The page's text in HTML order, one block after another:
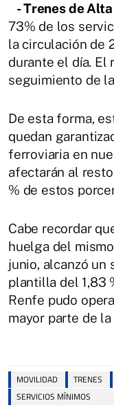
- Trenes de
73% de los
la circulación de
durante el día. El
seguimiento de
De esta forma,
quedan
ferroviaria en
afectarán al
% de estos
Cabe recordar
huelga del
junio, alcanzó un
plantilla del 1,83
Renfe pudo
mayor parte de
MOVILIDAD TRENES
SERVICIOS MÍNIMOS